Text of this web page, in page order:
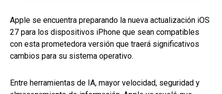
Apple se encuentra preparando la nueva actualización iOS
27 para los dispositivos iPhone que sean compatibles
con esta prometedora versión que traerá significativos
cambios para su sistema operativo.
Entre herramientas de IA, mayor velocidad, seguridad y